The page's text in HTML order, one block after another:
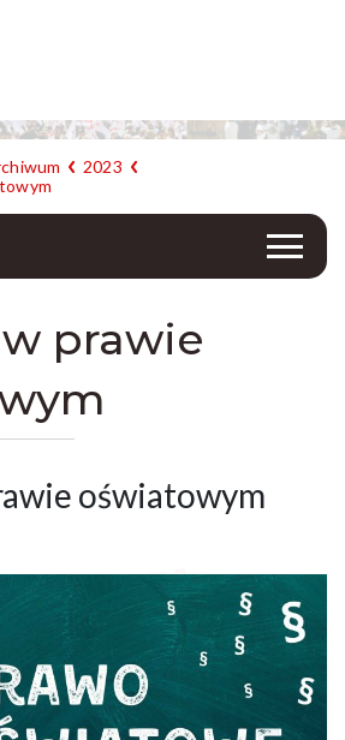
2023
prawie
oświatowym